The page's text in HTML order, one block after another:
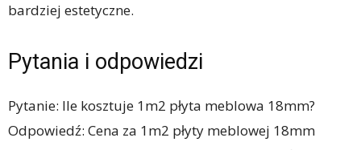
bardziej estetyczne.
Pytania i odpowiedzi
Pytanie: Ile kosztuje 1m2 płyta meblowa 18mm?
Odpowiedź: Cena za 1m2 płyty meblowej 18mm